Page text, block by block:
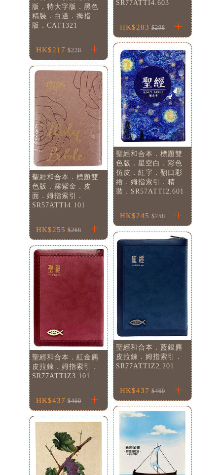
SR77ATTI4.603
HK$283 $298
版．特大字版．黑色
精裝．白邊．拇指
版．CAT1321
HK$217 $228
聖經和合本．標題雙
色版．星空白．彩色
仿皮．紅字．翻口彩
繪．姆指索引．精
裝．SR57ATTI2.601
HK$245 $258
聖經和合本．標題雙
色版．霧紫金．皮
面．姆指索引．
SR57ATTI4.101
HK$255 $268
聖經和合本．藍銀麂
皮拉鍊．姆指索引．
SR77ATTIZ2.201
HK$437 $460
聖經和合本．紅金麂
皮拉鍊．姆指索引．
SR77ATTIZ3.101
HK$437 $460